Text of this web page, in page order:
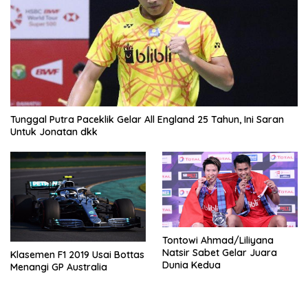
Tunggal Putra Paceklik Gelar All England 25 Tahun, Ini Saran
Untuk Jonatan dkk
Klasemen F1 2019 Usai Bottas
Menangi GP Australia
Tontowi Ahmad/Liliyana
Natsir Sabet Gelar Juara
Dunia Kedua